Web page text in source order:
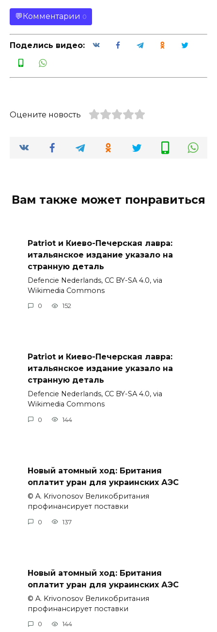
Комментарии 0
Поделись видео:
Оцените новость
Вам также может понравиться
Patriot и Киево-Печерская лавра:
итальянское издание указало на
странную деталь
Defencie Nederlands, CC BY-SA 4.0, via
Wikimedia Commons
0 152
Patriot и Киево-Печерская лавра:
итальянское издание указало на
странную деталь
Defencie Nederlands, CC BY-SA 4.0, via
Wikimedia Commons
0 144
Новый атомный ход: Британия
оплатит уран для украинских АЭС
© A. Krivonosov Великобритания
профинансирует поставки
0 137
Новый атомный ход: Британия
оплатит уран для украинских АЭС
© A. Krivonosov Великобритания
профинансирует поставки
0 144